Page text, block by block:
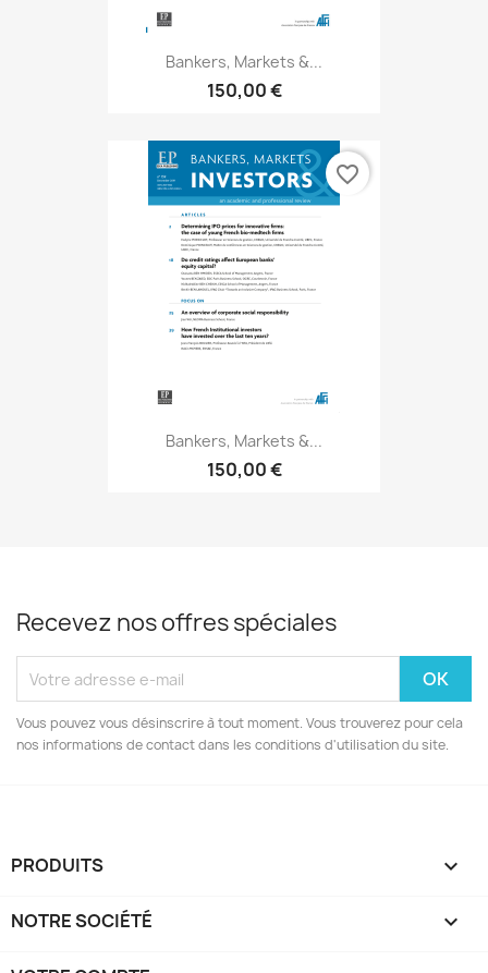
Bankers, Markets &...
150,00 €
Bankers, Markets &...
150,00 €
favorite_border
Recevez nos offres spéciales
Vous pouvez vous désinscrire à tout moment. Vous trouverez pour cela
nos informations de contact dans les conditions d'utilisation du site.
PRODUITS 
NOTRE SOCIÉTÉ 